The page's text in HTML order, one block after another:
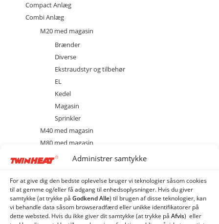
Administrer samtykke
For at give dig den bedste oplevelse bruger vi teknologier såsom cookies
til at gemme og/eller få adgang til enhedsoplysninger. Hvis du giver
samtykke (at trykke på Godkend Alle) til brugen af ​​disse teknologier, kan
vi behandle data såsom browseradfærd eller unikke identifikatorer på
dette websted. Hvis du ikke giver dit samtykke (at trykke på Afvis) eller
Compact Anlæg
Combi Anlæg
M20 med magasin
Brænder
Diverse
Ekstraudstyr og tilbehør
EL
Kedel
Magasin
Sprinkler
M40 med magasin
M80 med magasin
MCS 20 med cellesluse
MCS 80 med cellesluse
ME 20 med spjældhus
ME 40 med spjældhus
ME 80 med spjældhus